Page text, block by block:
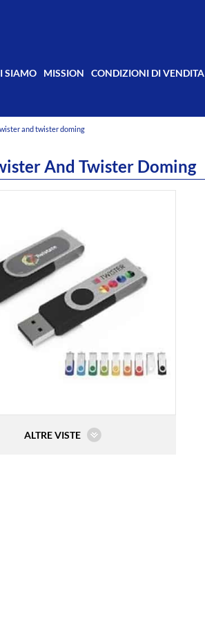
SIAMO MISSION CONDIZIONI DI VENDITA
and twister doming
And Twister Doming
ALTRE VISTE